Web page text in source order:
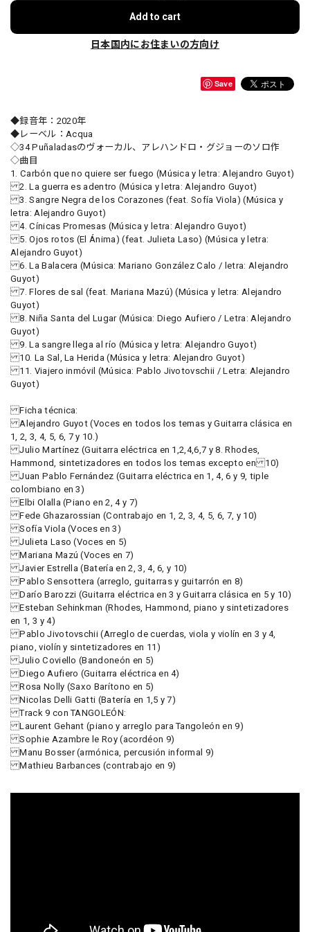
Add to cart
日本国内にお住まいの方向け
Save
◆録音年：2020年
◆レーベル：Acqua
◇34 Puñaladasのヴォーカル、アレハンドロ・グジョーのソロ作
◇曲目
1. Carbón que no quiere ser fuego (Música y letra: Alejandro Guyot)
2. La guerra es adentro (Música y letra: Alejandro Guyot)
3. Sangre Negra de los Corazones (feat. Sofía Viola) (Música y
letra: Alejandro Guyot)
4. Cínicas Promesas (Música y letra: Alejandro Guyot)
5. Ojos rotos (El Ánima) (feat. Julieta Laso) (Música y letra:
Alejandro Guyot)
6. La Balacera (Música: Mariano González Calo / letra: Alejandro
Guyot)
7. Flores de sal (feat. Mariana Mazú) (Música y letra: Alejandro
Guyot)
8. Niña Santa del Lugar (Música: Diego Aufiero / Letra: Alejandro
Guyot)
9. La sangre llega al río (Música y letra: Alejandro Guyot)
10. La Sal, La Herida (Música y letra: Alejandro Guyot)
11. Viajero inmóvil (Música: Pablo Jivotovschii / Letra: Alejandro
Guyot)
Ficha técnica:
Alejandro Guyot (Voces en todos los temas y Guitarra clásica en
1, 2, 3, 4, 5, 6, 7 y 10.)
Julio Martínez (Guitarra eléctrica en 1,2,4,6,7 y 8. Rhodes,
Hammond, sintetizadores en todos los temas excepto en 10)
Juan Pablo Fernández (Guitarra eléctrica en 1, 4, 6 y 9, tiple
colombiano en 3)
Elbi Olalla (Piano en 2, 4 y 7)
Fede Ghazarossian (Contrabajo en 1, 2, 3, 4, 5, 6, 7, y 10)
Sofía Viola (Voces en 3)
Julieta Laso (Voces en 5)
Mariana Mazú (Voces en 7)
Javier Estrella (Batería en 2, 3, 4, 6, y 10)
Pablo Sensottera (arreglo, guitarras y guitarrón en 8)
Darío Barozzi (Guitarra eléctrica en 3 y Guitarra clásica en 5 y 10)
Esteban Sehinkman (Rhodes, Hammond, piano y sintetizadores
en 1, 3 y 4)
Pablo Jivotovschii (Arreglo de cuerdas, viola y violín en 3 y 4,
piano, violín y sintetizadores en 11)
Julio Coviello (Bandoneón en 5)
Diego Aufiero (Guitarra eléctrica en 4)
Rosa Nolly (Saxo Barítono en 5)
Nicolas Delli Gatti (Batería en 1,5 y 7)
Track 9 con TANGOLEÓN:
Laurent Gehant (piano y arreglo para Tangoleón en 9)
Sophie Azambre le Roy (acordéon 9)
Manu Bosser (armónica, percusión informal 9)
Mathieu Barbances (contrabajo en 9)